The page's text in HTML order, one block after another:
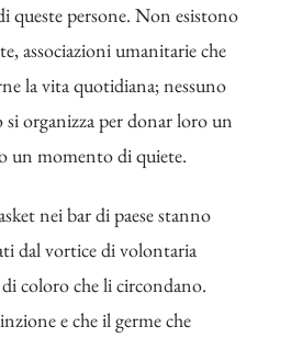
queste persone. Non esistono
associazioni umanitarie che
la vita quotidiana; nessuno
si organizza per donar loro un
un momento di quiete.
nei bar di paese stanno
dal vortice di volontaria
coloro che li circondano.
e che il germe che